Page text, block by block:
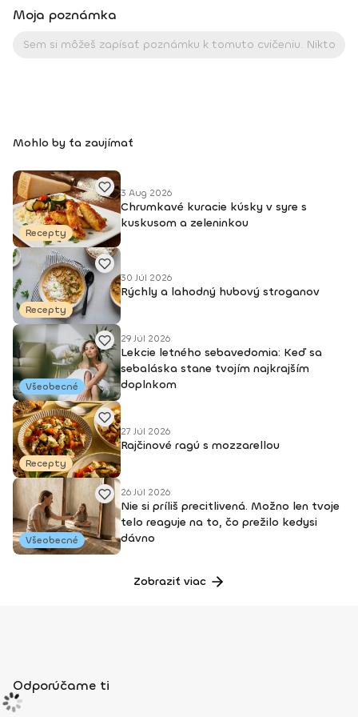
znovu postavíš, koľko rán dokážeš prijať a nezastavia ťa. Len
skutky s veľkou láskou.“
Moja poznámka
Mohlo by ťa zaujímať
Recepty
3 Aug 2026
Chrumkavé kuracie kúsky v syre s
kuskusom a zeleninkou
Recepty
30 Júl 2026
Rýchly a lahodný hubový stroganov
Všeobecné
29 Júl 2026
Lekcie letného sebavedomia: Keď sa
sebaláska stane tvojím najkrajším
doplnkom
Recepty
27 Júl 2026
Rajčinové ragú s mozzarellou
Všeobecné
26 Júl 2026
Nie si príliš precitlivená. Možno len tvoje
telo reaguje na to, čo prežilo kedysi
dávno
Zobraziť viac
Odporúčame ti